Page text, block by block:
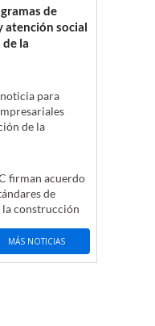
de
atención social
la
para
de la
firman acuerdo
de
construcción
MÁS NOTICIAS